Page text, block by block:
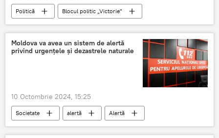
Politică
Blocul politic „Victorie”
Telegram"
Telegram Messenger
Opoziție
Moldova va avea un sistem de alertă
privind urgențele și dezastrele naturale
10 Octombrie 2024, 15:25
Societate alertă
Alertă
dezastre
calamitati naturale